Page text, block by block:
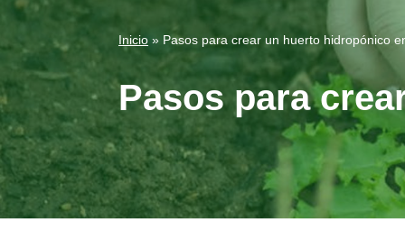
Inicio » Pasos para crear un huerto hidropónico
Pasos para